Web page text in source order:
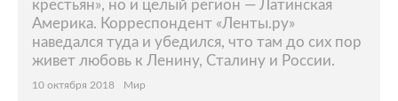
крестьян», но и целый регион — Латинская
Америка. Корреспондент «Ленты.ру»
наведался туда и убедился, что там до сих пор
живет любовь к Ленину, Сталину и России.
10 октября 2018 Мир